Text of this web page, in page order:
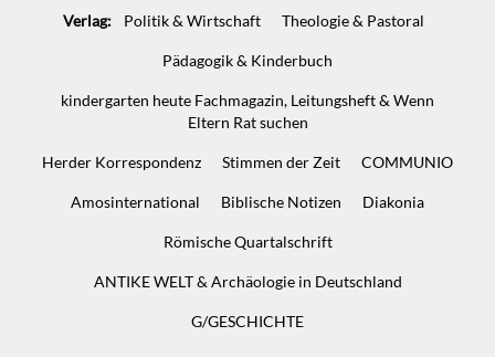
Verlag: Politik & Wirtschaft Theologie & Pastoral
Pädagogik & Kinderbuch
kindergarten heute Fachmagazin, Leitungsheft & Wenn
Eltern Rat suchen
Herder Korrespondenz Stimmen der Zeit COMMUNIO
Amosinternational Biblische Notizen Diakonia
Römische Quartalschrift
ANTIKE WELT & Archäologie in Deutschland
G/GESCHICHTE